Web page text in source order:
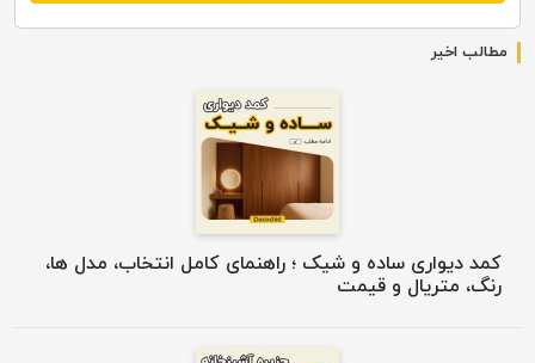
مطالب اخیر
کمد دیواری ساده و شیک ؛ راهنمای کامل انتخاب، مدل ها،
رنگ، متریال و قیمت